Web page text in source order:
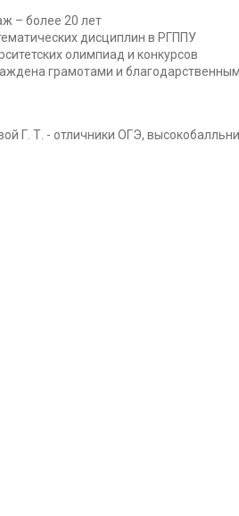
– более 20 лет
дисциплин в РГППУ
олимпиад и конкурсов
грамотами и
Г. Т. - отличники ОГЭ,